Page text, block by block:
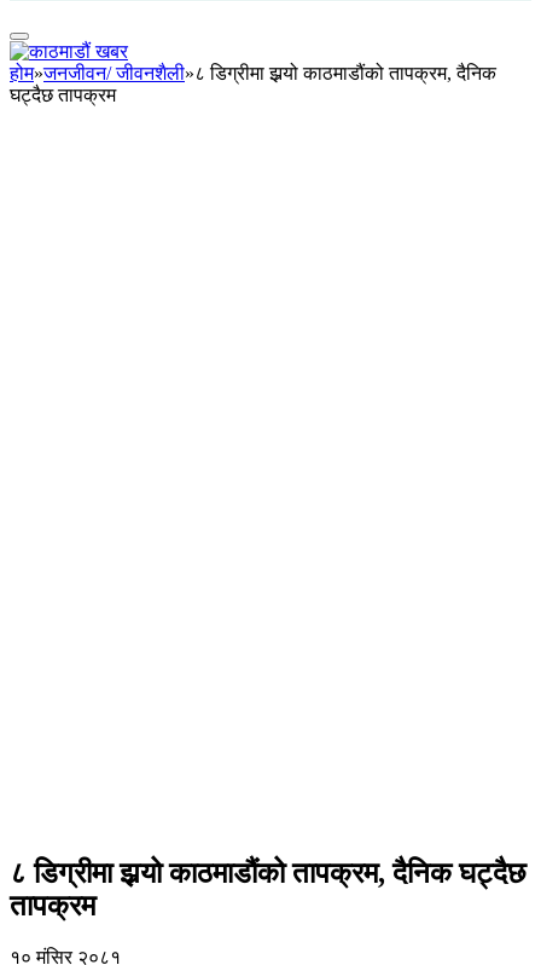
होम»जनजीवन/ जीवनशैली»८ डिग्रीमा झर्‍यो काठमाडौंको तापक्रम, दैनिक
घट्दैछ तापक्रम
८ डिग्रीमा झर्‍यो काठमाडौंको तापक्रम, दैनिक घट्दैछ
तापक्रम
१० मंसिर २०८१